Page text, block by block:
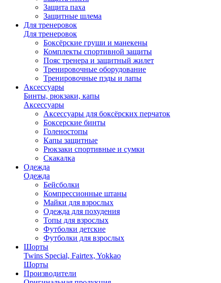
Защита паха
Защитные шлема
Для тренеровок
Для тренеровок
Боксёрские груши и манекены
Комплекты спортивной защиты
Пояс тренера и защитный жилет
Тренировочные оборудование
Тренировочные пэды и лапы
Аксессуары
Бинты, рюкзаки, капы
Аксессуары
Аксессуары для боксёрских перчаток
Боксерские бинты
Голеностопы
Капы защитные
Рюкзаки спортивные и сумки
Скакалка
Одежда
Одежда
Бейсболки
Компрессионные штаны
Майки для взрослых
Одежда для похудения
Топы для взрослых
Футболки детские
Футболки для взрослых
Шорты
Twins Special, Fairtex, Yokkao
Шорты
Производители